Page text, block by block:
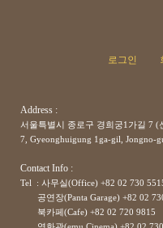
로그인
Address :
서울특별시 종로구 경희궁1가길 7 (
7, Gyeonghuigung 1ga-gil, Jongno-
Contact Info :
Tel : 사무실(Office) +82 02 730
공연장(Panta Garage) +82 02
북카페(Cafe) +82 02 720 9815